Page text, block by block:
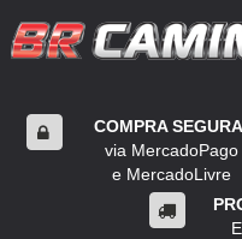
COMPRA
via MercadoPago
e MercadoLivre